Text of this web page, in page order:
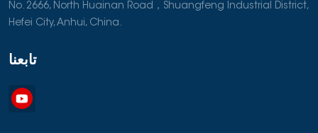
No. 2666, North Huainan Road，Shuangfeng Industrial District,
Hefei City, Anhui, China.
تابعنا